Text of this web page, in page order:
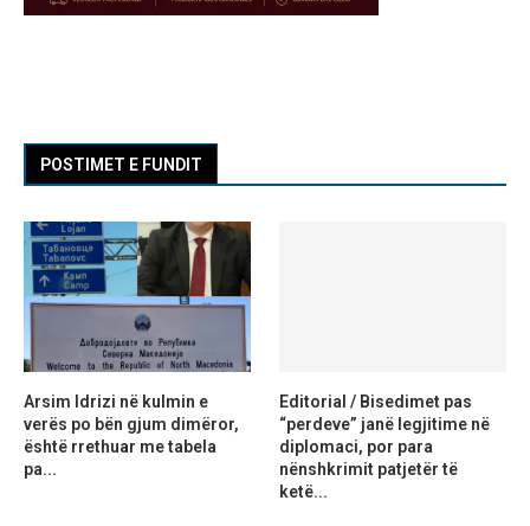
POSTIMET E FUNDIT
Arsim Idrizi në kulmin e
verës po bën gjum dimëror,
është rrethuar me tabela
pa...
Editorial / Bisedimet pas
“perdeve” janë legjitime në
diplomaci, por para
nënshkrimit patjetër të
ketë...